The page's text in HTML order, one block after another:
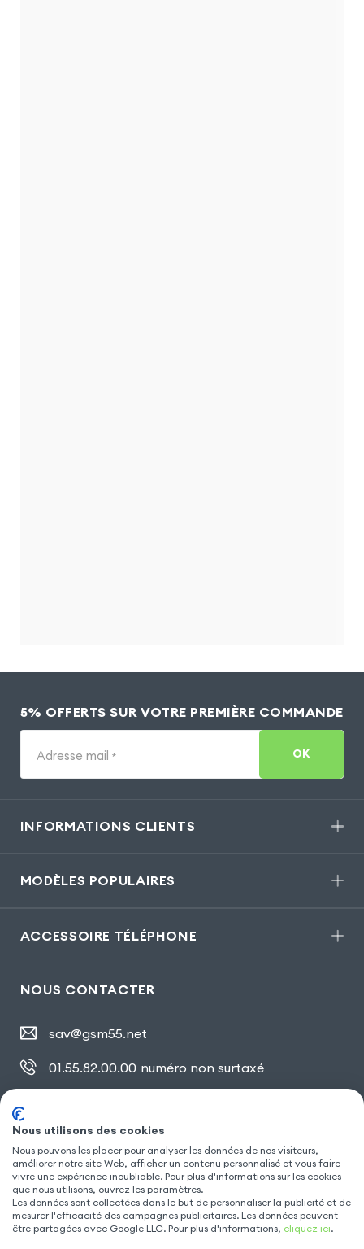
5% OFFERTS SUR VOTRE PREMIÈRE COMMANDE
Adresse mail * OK
INFORMATIONS CLIENTS
MODÈLES POPULAIRES
ACCESSOIRE TÉLÉPHONE
NOUS CONTACTER
sav@gsm55.net
01.55.82.00.00 numéro non surtaxé
SUIVEZ NOUS
Nous utilisons des cookies
Nous pouvons les placer pour analyser les données de nos visiteurs,
améliorer notre site Web, afficher un contenu personnalisé et vous faire
vivre une expérience inoubliable. Pour plus d'informations sur les cookies
que nous utilisons, ouvrez les paramètres.
Les données sont collectées dans le but de personnaliser la publicité et de
mesurer l'efficacité des campagnes publicitaires. Les données peuvent
être partagées avec Google LLC. Pour plus d'informations, cliquez ici.